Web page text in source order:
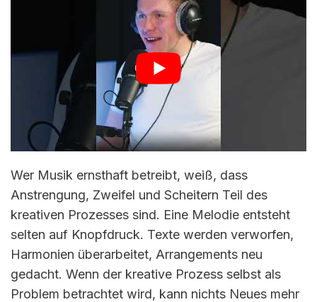
Wer Musik ernsthaft betreibt, weiß, dass
Anstrengung, Zweifel und Scheitern Teil des
kreativen Prozesses sind. Eine Melodie entsteht
selten auf Knopfdruck. Texte werden verworfen,
Harmonien überarbeitet, Arrangements neu
gedacht. Wenn der kreative Prozess selbst als
Problem betrachtet wird, kann nichts Neues mehr